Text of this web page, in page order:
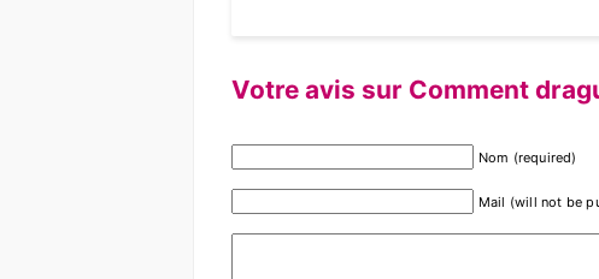
Votre avis sur Comment
Nom (required)
Mail (will not be